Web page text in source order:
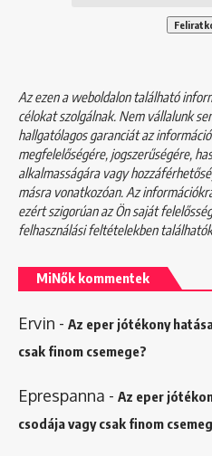
Az ezen a weboldalon található
célokat szolgálnak. Nem vállalunk
hallgatólagos garanciát az
megfelelőségére, jogszerűségére,
alkalmasságára vagy
másra vonatkozóan. Az
ezért szigorúan az Ön saját
felhasználási feltételekben
MiNők kommentek
Ervin - Az eper jótékony
csak finom csemege?
Eprespanna - Az eper
csodája vagy csak finom